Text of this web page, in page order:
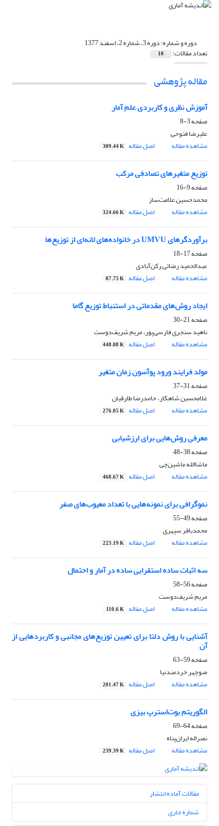
دوره و شماره:دوره 3، شماره 2، اسفند 1377
تعداد مقالات: 10
مقاله پژوهشی
آموزش نظری و کاربردی علم آمار
صفحه3-8
علیرضا فتوحی
مشاهده مقاله
اصل مقاله 309.44 K
توزیع متغیرهای تصادفی مرکب
صفحه9-16
محمدحسین علامت‌ساز
مشاهده مقاله
اصل مقاله 324.66 K
برآوردگرهای UMVU در خانواده‌های لانه‌ای از توزیع‌ها
صفحه17-18
عبدالحمید رضائی رکن‌آبادی
مشاهده مقاله
اصل مقاله 87.75 K
ایجاد روش‌های مقدماتی در استنباط توزیع گاما
صفحه21-30
ناهید سنجری فارسی‌پور، مریم شریف‌دوست
مشاهده مقاله
اصل مقاله 448.08 K
مولد فرایند ورود پوآسون زمان متغیر
صفحه31-37
غلامحسین شاهکار، حامدرضا طارقیان
مشاهده مقاله
اصل مقاله 276.05 K
معرفی روش‌هایی برای ارزشیابی
صفحه38-48
ماشاالله ماشین‌چی
مشاهده مقاله
اصل مقاله 468.67 K
نموگرافی برای نمونه‌هایی با تعداد معیوب‌های صفر
صفحه49-55
محمدباقر سپهری
مشاهده مقاله
اصل مقاله 223.19 K
سه اثبات ساده استقرایی ساده در آمار و احتمال
صفحه56-58
مریم شریف‌دوست
مشاهده مقاله
اصل مقاله 110.6 K
آشنایی با روش دلتا برای تعیین توزیع‌های مجانبی و کاربردهایی از
آن
صفحه59-63
منوچهر خردمندنیا
مشاهده مقاله
اصل مقاله 201.47 K
الگوریتم بوت‌استرپ بیزی
صفحه64-69
نصراله ایران‌پناه
مشاهده مقاله
اصل مقاله 239.39 K
مقالات آماده انتشار
شماره جاری